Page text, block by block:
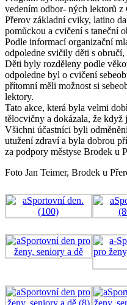
vedením odbor- ných lektorů
Přerov základní cviky, latino
pomůckou a cvičení s taneční
Podle informací organizační
odpoledne svičily děti s
Děti byly rozděleny podle
odpoledne byl o cvičení
přítomní měli možnost si
lektory.
Tato akce, která byla velmi
tělocvičny a dokázala, že
Všichni účastníci byli
utužení zdraví a byla dobrou
za podpory městyse Brodek u
Foto Jan Teimer, Brodek u